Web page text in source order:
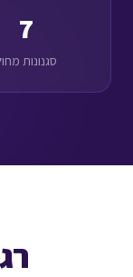
7
סגנונות